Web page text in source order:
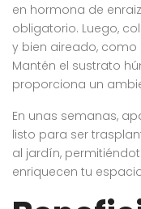
en hormona de
obligatorio. Luego,
y bien aireado,
Mantén el sustrato
proporciona un
En unas semanas,
listo para ser
al jardín,
enriquecen tu